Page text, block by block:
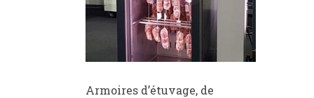
Armoires d’étuvage, de